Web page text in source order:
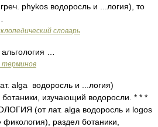
phykos водоросль и ...логия), то
словарь
…
терминов
alga водоросль и ...логия)
изучающий водоросли. * * *
(от лат. alga водоросль и logos
раздел ботаники,